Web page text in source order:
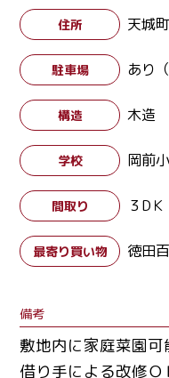
住所 天城
駐車場 あり
構造 木造
学校 岡前
間取り ３DＫ
最寄り買い物 徳田
備考
敷地内に家庭菜園
借り手による改修Ｏ